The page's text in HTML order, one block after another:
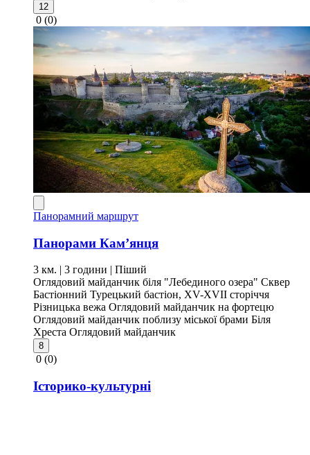
12
0 (0)
Панорамний маршрут
Панорами Кам’янця
3 км. | 3 години | Піший
Оглядовий майданчик біля "Лебединого озера" Сквер
Бастіонний Турецький бастіон, XV-XVII сторіччя
Різницька вежа Оглядовий майданчик на фортецю
Оглядовий майданчик поблизу міської брами Біля
Хреста Оглядовий майданчик
8
0 (0)
Історико-культурні